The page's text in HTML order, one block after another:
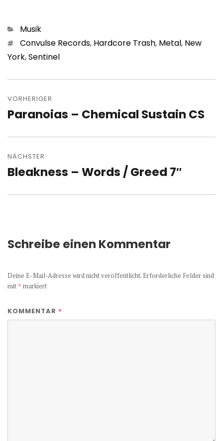
Kategorien
Musik
Schlagwörter
Convulse Records, Hardcore Trash, Metal, New
York,Sentinel
VORHERIGER
Vorheriger
Paranoias – Chemical Sustain CS
NÄCHSTER
Nächster
Bleakness – Words / Greed 7″
Schreibe einen Kommentar
Deine E-Mail-Adresse wird nicht veröffentlicht. Erforderliche Felder sind
mit * markiert
KOMMENTAR *